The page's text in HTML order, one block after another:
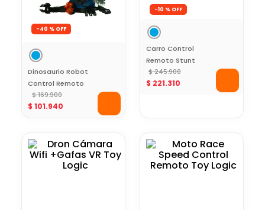
-40 %
Dinosaurio Robot
Control Remoto
Toy Logic
$ 169.900
$ 101.940
-10 %
Carro Control
Remoto Stunt
Movimiento Tipo
Gusano Toy Logic
$ 245.900
$ 221.310